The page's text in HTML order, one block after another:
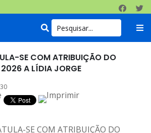
SE COM ATRIBUIÇÃO DO
2026 A LÍDIA JORGE